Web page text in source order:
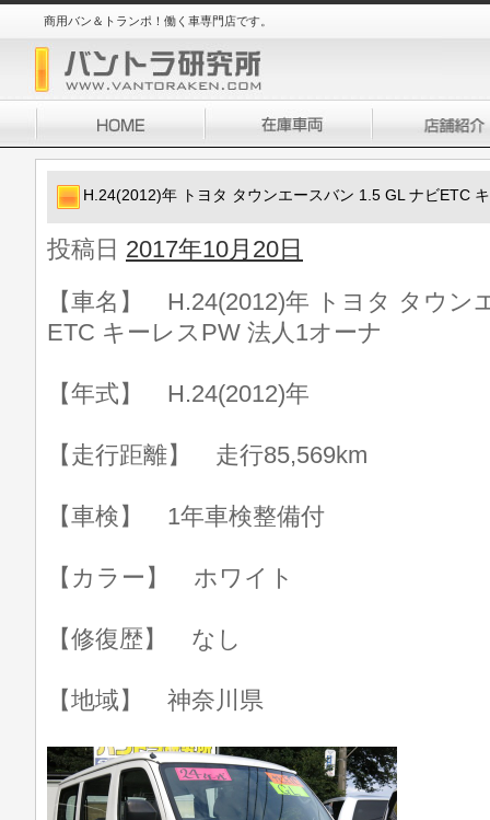
商用バン＆トランポ！働く車専門店です。
H.24(2012)年 トヨタ タウンエースバン 1.5 GL ナビETC
投稿日 2017年10月20日
【車名】 H.24(2012)年 トヨタ タウン
ETC キーレスPW 法人1オーナ
【年式】 H.24(2012)年
【走行距離】 走行85,569km
【車検】 1年車検整備付
【カラー】 ホワイト
【修復歴】 なし
【地域】 神奈川県